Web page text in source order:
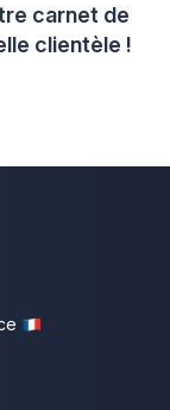
carnet de
clientèle !